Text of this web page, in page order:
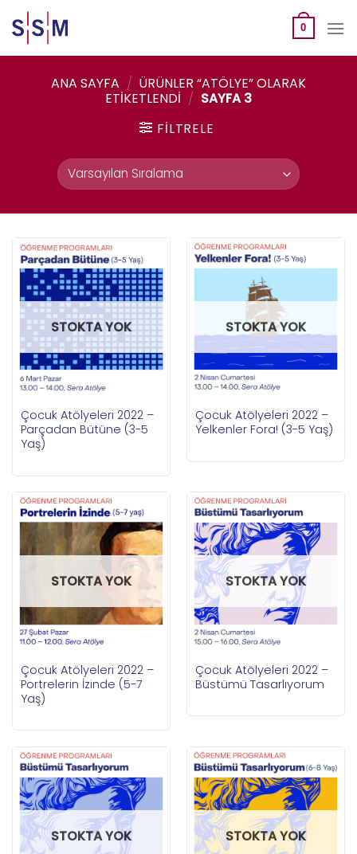
to
content
0
ANA SAYFA / ÜRÜNLER “ATÖLYE” OLARAK
ETIKETLENDI / SAYFA 3
FILTRELE
STOKTA YOK
Çocuk Atölyeleri 2022 –
Parçadan Bütüne (3-5
Yaş)
STOKTA YOK
Çocuk Atölyeleri 2022 –
Yelkenler Fora! (3-5 Yaş)
STOKTA YOK
Çocuk Atölyeleri 2022 –
Portrelerin İzinde (5-7
Yaş)
STOKTA YOK
Çocuk Atölyeleri 2022 –
Büstümü Tasarlıyorum
STOKTA YOK STOKTA YOK